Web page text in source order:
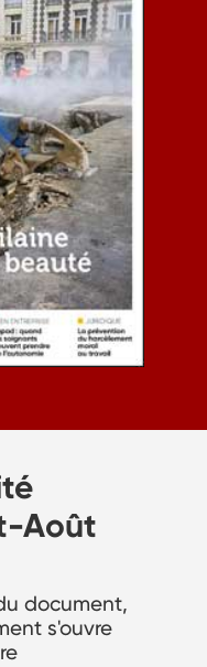
Août
document,
s'ouvre